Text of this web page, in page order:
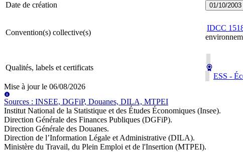
Date de création 01/10/2003
Convention(s) collective(s)
IDCC
Qualités, labels et certificats
ESS -
Mise à jour le 06/08/2026
Sources : INSEE, DGFiP, Douanes, DILA, MTPEI
Institut National de la Statistique et des Études Économiques (Insee).
Direction Générale des Finances Publiques (DGFiP).
Direction Générale des Douanes.
Direction de l’Information Légale et Administrative (DILA).
Ministère du Travail, du Plein Emploi et de l'Insertion (MTPEI).